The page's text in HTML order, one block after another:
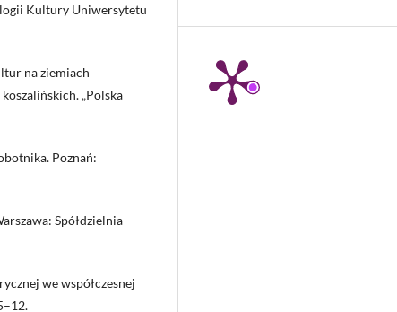
Kultury Uniwersytetu
na ziemiach
„Polska
Poznań:
Spółdzielnia
we współczesnej